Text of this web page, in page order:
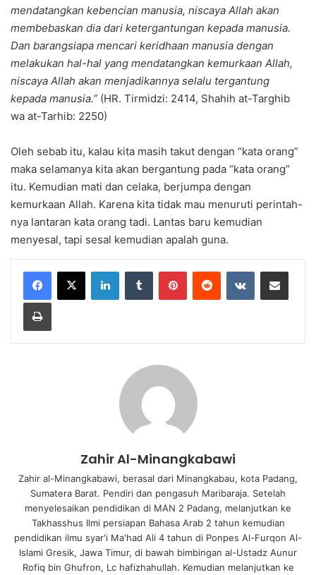
mendatangkan kebencian manusia, niscaya Allah akan
membebaskan dia dari ketergantungan kepada manusia.
Dan barangsiapa mencari keridhaan manusia dengan
melakukan hal-hal yang mendatangkan kemurkaan Allah,
niscaya Allah akan menjadikannya selalu tergantung
kepada manusia.” (HR. Tirmidzi: 2414, Shahih at-Targhib
wa at-Tarhib: 2250)
Oleh sebab itu, kalau kita masih takut dengan “kata orang”
maka selamanya kita akan bergantung pada “kata orang”
itu. Kemudian mati dan celaka, berjumpa dengan
kemurkaan Allah. Karena kita tidak mau menuruti perintah-
nya lantaran kata orang tadi. Lantas baru kemudian
menyesal, tapi sesal kemudian apalah guna.
Zahir Al-Minangkabawi
Zahir al-Minangkabawi, berasal dari Minangkabau, kota Padang,
Sumatera Barat. Pendiri dan pengasuh Maribaraja. Setelah
menyelesaikan pendidikan di MAN 2 Padang, melanjutkan ke
Takhasshus Ilmi persiapan Bahasa Arab 2 tahun kemudian
pendidikan ilmu syar'i Ma'had Ali 4 tahun di Ponpes Al-Furqon Al-
Islami Gresik, Jawa Timur, di bawah bimbingan al-Ustadz Aunur
Rofiq bin Ghufron, Lc hafizhahullah. Kemudian melanjutkan ke